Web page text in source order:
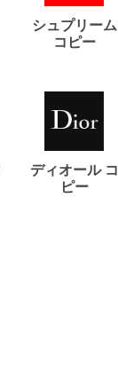
シュプリーム
コピー
ディオール コ
ピー